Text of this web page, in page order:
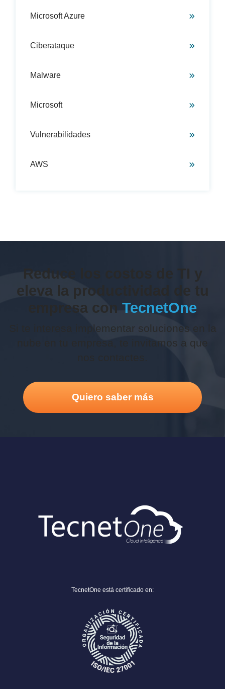
Microsoft Azure
Ciberataque
Malware
Microsoft
Vulnerabilidades
AWS
Reduce los costos de TI y
eleva la productividad de tu
empresa con TecnetOne
Si te interesa implementar soluciones en la
nube en tu empresa, te invitamos a que
Quiero saber más
TecnetOne está certificado en: